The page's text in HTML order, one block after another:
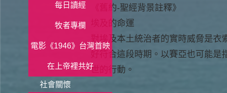
每日讀經
牧者專欄
電影《1946》台灣首映
在上帝裡共好
社會關懷
《舊約-聖經背景註釋》
埃及的命運
對埃及本土統治者的實時威脅是
好符合這段時期。以賽亞也可能
世的行動。